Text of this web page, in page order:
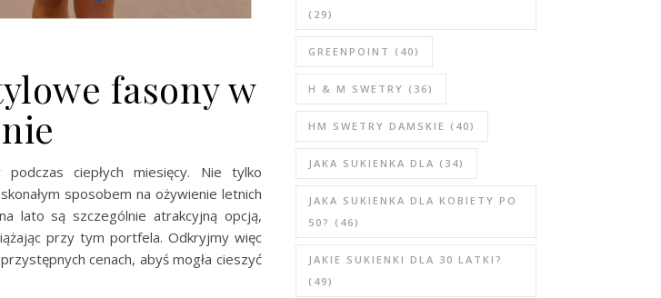
fasony w
ciepłych miesięcy. Nie tylko
sposobem na ożywienie letnich
lato są szczególnie atrakcyjną opcją,
przy tym portfela. Odkryjmy więc
cenach, abyś mogła cieszyć
(29)
GREENPOINT (40)
H & M SWETRY (36)
HM SWETRY DAMSKIE (40)
JAKA SUKIENKA DLA (34)
JAKA SUKIENKA DLA KOBIETY PO
50? (46)
JAKIE SUKIENKI DLA 30 LATKI?
(49)